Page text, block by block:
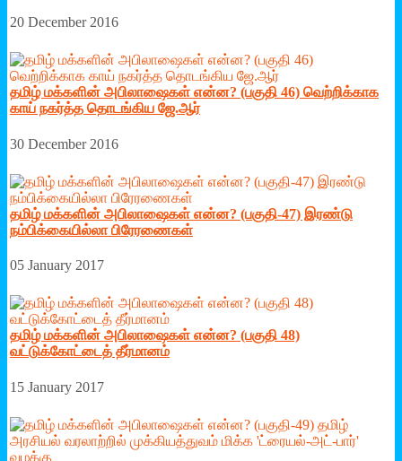
20 December 2016
தமிழ் மக்களின் அபிலாஷைகள் என்ன? (பகுதி 46) வெற்றிக்காக
காய் நகர்த்த தொடங்கிய ஜே.ஆர்
30 December 2016
தமிழ் மக்களின் அபிலாஷைகள் என்ன? (பகுதி-47) இரண்டு
நம்பிக்கையில்லா பிரேரணைகள்
05 January 2017
தமிழ் மக்களின் அபிலாஷைகள் என்ன? (பகுதி 48)
வட்டுக்கோட்டைத் தீர்மானம்
15 January 2017